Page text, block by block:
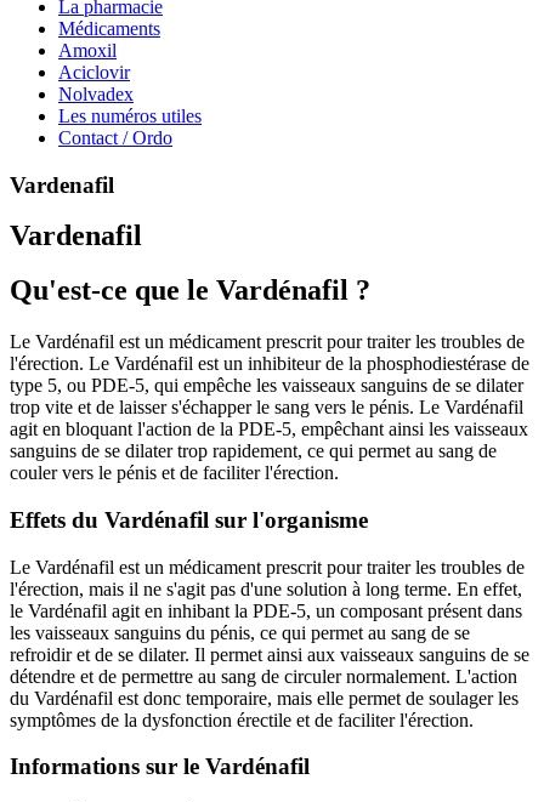
La pharmacie
Médicaments
Amoxil
Aciclovir
Nolvadex
Les numéros utiles
Contact / Ordo
Vardenafil
Vardenafil
Qu'est-ce que le Vardénafil ?
Le Vardénafil est un médicament prescrit pour traiter les troubles de
l'érection. Le Vardénafil est un inhibiteur de la phosphodiestérase de
type 5, ou PDE-5, qui empêche les vaisseaux sanguins de se dilater
trop vite et de laisser s'échapper le sang vers le pénis. Le Vardénafil
agit en bloquant l'action de la PDE-5, empêchant ainsi les vaisseaux
sanguins de se dilater trop rapidement, ce qui permet au sang de
couler vers le pénis et de faciliter l'érection.
Effets du Vardénafil sur l'organisme
Le Vardénafil est un médicament prescrit pour traiter les troubles de
l'érection, mais il ne s'agit pas d'une solution à long terme. En effet,
le Vardénafil agit en inhibant la PDE-5, un composant présent dans
les vaisseaux sanguins du pénis, ce qui permet au sang de se
refroidir et de se dilater. Il permet ainsi aux vaisseaux sanguins de se
détendre et de permettre au sang de circuler normalement. L'action
du Vardénafil est donc temporaire, mais elle permet de soulager les
symptômes de la dysfonction érectile et de faciliter l'érection.
Informations sur le Vardénafil